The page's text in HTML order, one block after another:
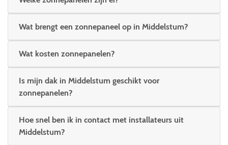
Wat brengt een zonnepaneel op in Middelstum?
Wat kosten zonnepanelen?
Is mijn dak in Middelstum geschikt voor
zonnepanelen?
Hoe snel ben ik in contact met installateurs uit
Middelstum?